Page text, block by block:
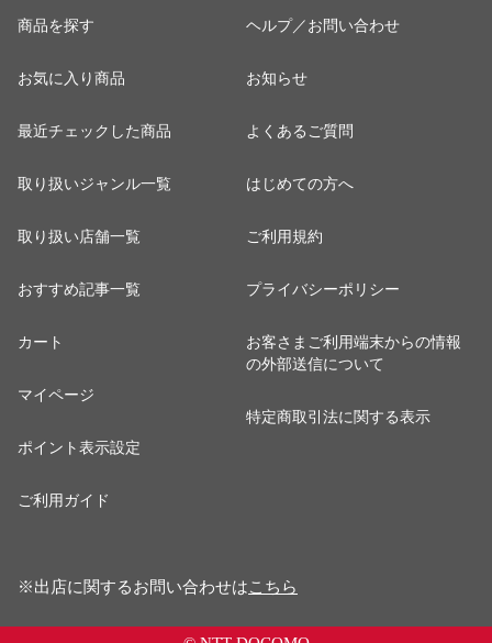
商品を探す
お気に入り商品
最近チェックした商品
取り扱いジャンル一覧
取り扱い店舗一覧
おすすめ記事一覧
カート
マイページ
ポイント表示設定
ご利用ガイド
ヘルプ／お問い合わせ
お知らせ
よくあるご質問
はじめての方へ
ご利用規約
プライバシーポリシー
お客さまご利用端末からの情報
の外部送信について
特定商取引法に関する表示
※出店に関するお問い合わせはこちら